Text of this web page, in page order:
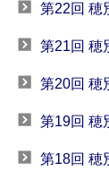
第22回 穂
第21回 穂
第20回 穂
第19回 穂
第18回 穂